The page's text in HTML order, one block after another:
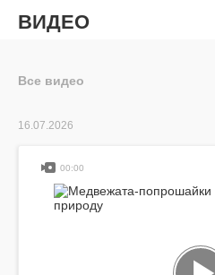
ВИДЕО
Все видео
16.07.2026
00:00